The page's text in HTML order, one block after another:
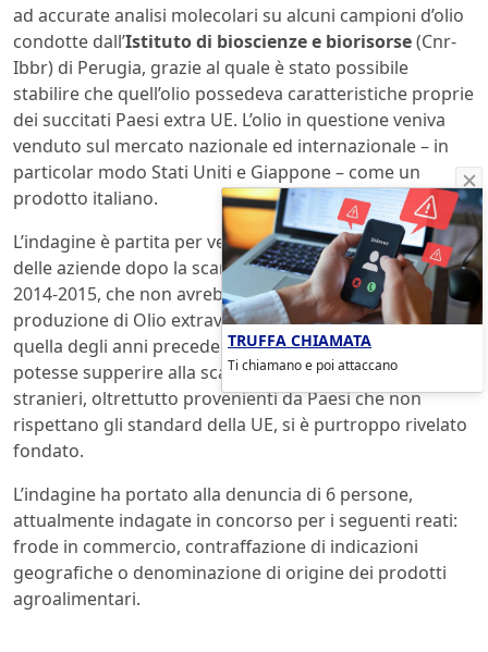
ad accurate analisi molecolari su alcuni campioni d’olio
condotte dall’Istituto di bioscienze e biorisorse(Cnr-
Ibbr) di Perugia, grazie al quale è stato possibile
stabilire che quell’olio possedeva caratteristiche proprie
dei succitati Paesi extra UE. L’olio in questione veniva
venduto sul mercato nazionale ed internazionale – in
particolar modo Stati Uniti e Giappone – come un
prodotto italiano.
L’indagine è partita per verificare il comportamento
delle aziende dopo la scarsissima raccolta olivicola del
2014-2015, che non avrebbe certamente consentito una
produzione di Olio extravergine d’Oliva paragonabile a
quella degli anni precedenti. Il sospetto che qualcuno
potesse supperire alla scarsa raccolta miscelando olii
stranieri, oltrettutto provenienti da Paesi che non
rispettano gli standard della UE, si è purtroppo rivelato
fondato.
L’indagine ha portato alla denuncia di 6 persone,
attualmente indagate in concorso per i seguenti reati:
frode in commercio, contraffazione di indicazioni
geografiche o denominazione di origine dei prodotti
agroalimentari.
TRUFFA CHIAMATA
Ti chiamano e poi attaccano